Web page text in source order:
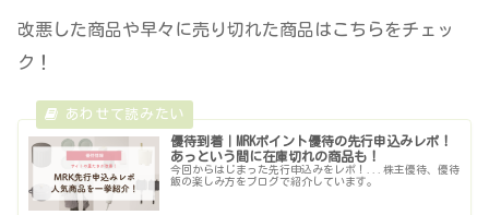
改悪した商品や早々に売り切れた商品はこちらをチェッ
ク！
優待到着｜MRKポイント優待の先行申込みレポ！
あっという間に在庫切れの商品も！
今回からはじまった先行申込みをレポ！...株主優待、優待
飯の楽しみ方をブログで紹介しています。